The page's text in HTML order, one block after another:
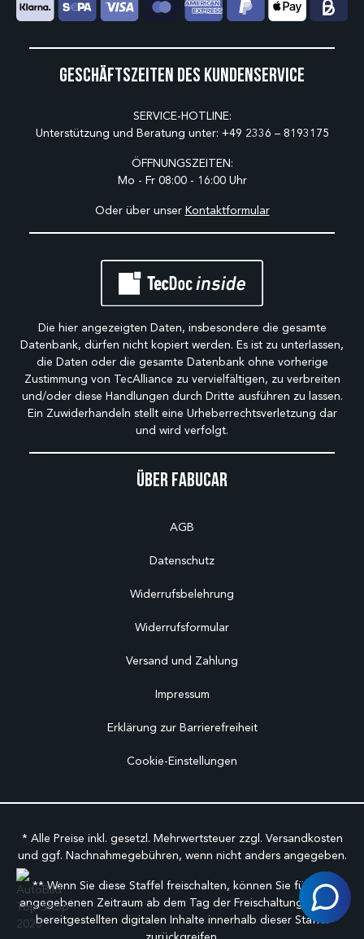
Über Fabucar
AGB
Datenschutz
Widerrufsbelehrung
Widerrufsformular
Versand und Zahlung
Impressum
Erklärung zur Barrierefreiheit
Cookie-Einstellungen
Geschäftszeiten des Kundenservice
SERVICE-HOTLINE:
Unterstützung und Beratung unter: +49 2336 – 8193175
ÖFFNUNGSZEITEN:
Mo - Fr 08:00 - 16:00 Uhr
Oder über unser Kontaktformular
Die hier angezeigten Daten, insbesondere die gesamte
Datenbank, dürfen nicht kopiert werden. Es ist zu unterlassen,
die Daten oder die gesamte Datenbank ohne vorherige
Zustimmung von TecAlliance zu vervielfältigen, zu verbreiten
und/oder diese Handlungen durch Dritte ausführen zu lassen.
Ein Zuwiderhandeln stellt eine Urheberrechtsverletzung dar
und wird verfolgt.
* Alle Preise inkl. gesetzl. Mehrwertsteuer zzgl. Versandkosten
und ggf. Nachnahmegebühren, wenn nicht anders angegeben.
** Wenn Sie diese Staffel freischalten, können Sie für den
angegebenen Zeitraum ab dem Tag der Freischaltung auf alle
bereitgestellten digitalen Inhalte innerhalb dieser Staffel